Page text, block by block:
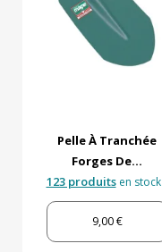
Pelle À Tranchée
Forges De...
123 produitsen stock
9,00 €